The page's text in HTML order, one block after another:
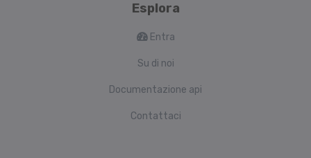
Esplora
Entra
Su di noi
Documentazione api
Contattaci